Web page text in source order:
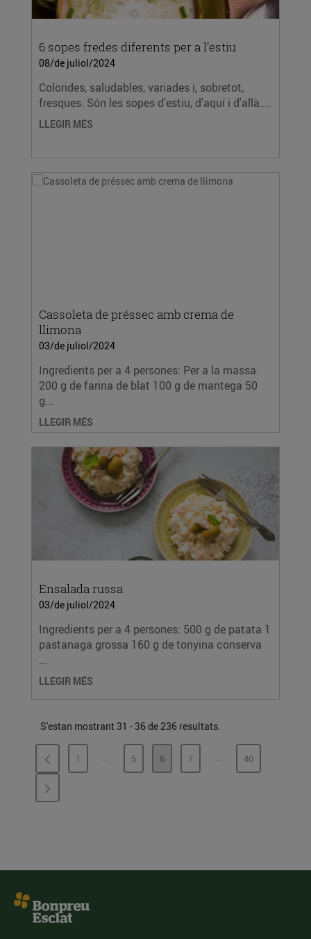
6 sopes fredes diferents per a l’estiu
08/de juliol/2024
Colorides, saludables, variades i, sobretot,
fresques. Són les sopes d'estiu, d'aquí i d'allà....
LLEGIR MÉS
Cassoleta de préssec amb crema de
llimona
03/de juliol/2024
Ingredients per a 4 persones: Per a la massa:
200 g de farina de blat 100 g de mantega 50
g...
LLEGIR MÉS
Ensalada russa
03/de juliol/2024
Ingredients per a 4 persones: 500 g de patata 1
pastanaga grossa 160 g de tonyina conserva
...
LLEGIR MÉS
S'estan mostrant 31 - 36 de 236 resultats.
PÀGINA
1 ...PÀGINES INTERMÈDIES
PÀGINA
5 PÀGINA
6 PÀGINA
7 ...PÀGINESPÀGINA
40